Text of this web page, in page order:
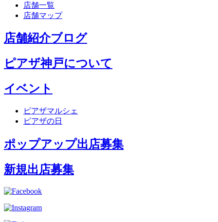
店舗一覧
店舗マップ
店舗紹介ブログ
ピアザ神戸について
イベント
ピアザマルシェ
ピアザの日
ポップアップ出店募集
新規出店募集